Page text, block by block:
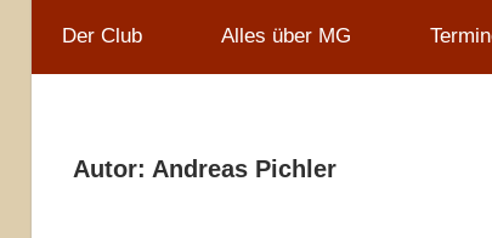
Der Club Alles über MG
Autor: Andreas Pichler